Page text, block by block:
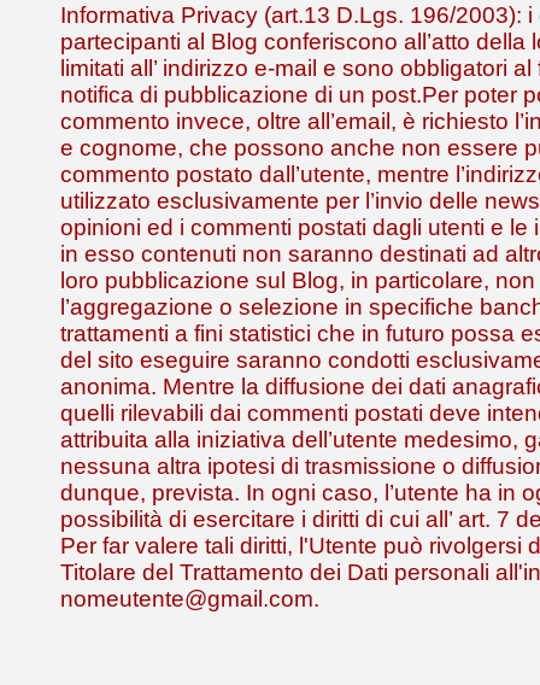
Informativa Privacy (art.13 D.Lgs. 196/2003): i
partecipanti al Blog conferiscono all’atto della
limitati all’ indirizzo e-mail e sono obbligatori
notifica di pubblicazione di un post.Per poter
commento invece, oltre all’email, è richiesto
e cognome, che possono anche non essere
commento postato dall’utente, mentre
utilizzato esclusivamente per l’invio delle
opinioni ed i commenti postati dagli utenti e le
in esso contenuti non saranno destinati ad
loro pubblicazione sul Blog, in particolare,
l’aggregazione o selezione in specifiche
trattamenti a fini statistici che in futuro possa
del sito eseguire saranno condotti
anonima. Mentre la diffusione dei dati
quelli rilevabili dai commenti postati deve
attribuita alla iniziativa dell’utente medesimo,
nessuna altra ipotesi di trasmissione o
dunque, prevista. In ogni caso, l’utente ha in
possibilità di esercitare i diritti di cui all’ art. 7
Per far valere tali diritti, l'Utente può rivolgersi
Titolare del Trattamento dei Dati personali
nomeutente@gmail.com.